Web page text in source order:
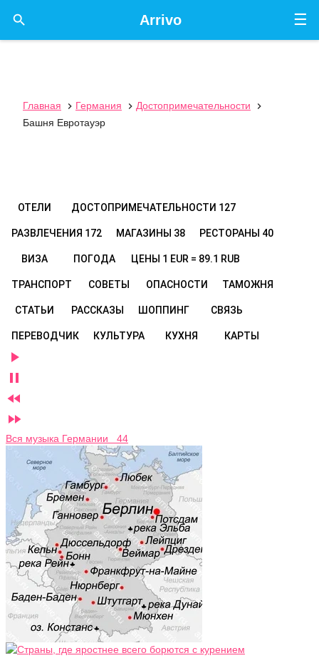
☰
Arrivo

Главная  Германия  Достопримечательности

Башня Евротауэр
ОТЕЛИ ДОСТОПРИМЕЧАТЕЛЬНОСТИ 127
РАЗВЛЕЧЕНИЯ 172 МАГАЗИНЫ 38 РЕСТОРАНЫ 40
ВИЗА ПОГОДА ЦЕНЫ 1 EUR = 89.1 RUB
ТРАНСПОРТ СОВЕТЫ ОПАСНОСТИ ТАМОЖНЯ
СТАТЬИ РАССКАЗЫ ШОППИНГ СВЯЗЬ
ПЕРЕВОДЧИК КУЛЬТУРА КУХНЯ КАРТЫ




Вся музыка Германии 44